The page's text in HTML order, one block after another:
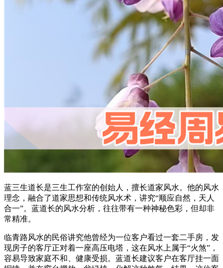
蓝三生道长是三生工作室的创始人，擅长道家风水。他的风水
理念，融合了道家思想和传统风水术，讲究“顺应自然，天人
合一”。蓝道长的风水分析，往往带有一种神秘色彩，但却非
常精准。
临青路风水的民俗讲究他曾经为一位客户看过一套二手房，发
现房子的客厅正对着一座高压电塔，这在风水上属于“火煞”，
容易导致家庭不和、健康受损。蓝道长建议客户在客厅挂一面